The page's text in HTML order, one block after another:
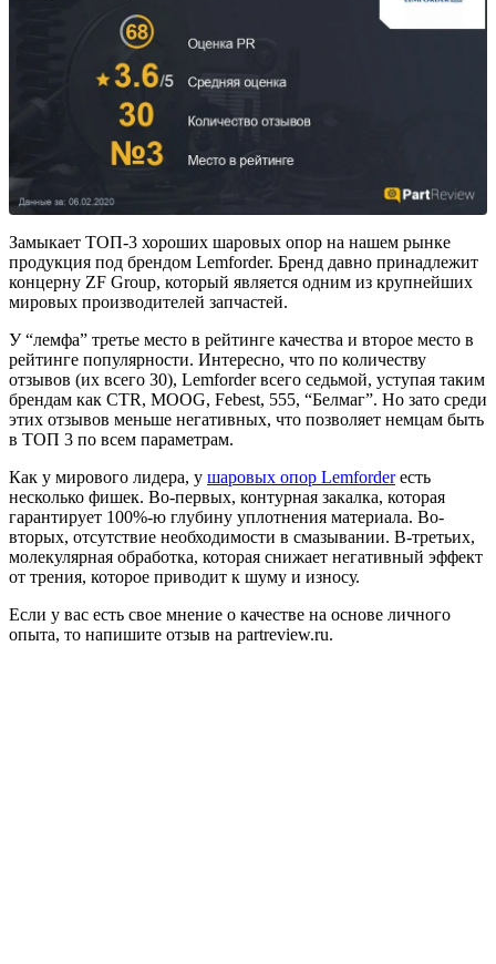
Замыкает ТОП-3 хороших шаровых опор на нашем рынке
продукция под брендом Lemforder. Бренд давно принадлежит
концерну ZF Group, который является одним из крупнейших
мировых производителей запчастей.
У “лемфа” третье место в рейтинге качества и второе место в
рейтинге популярности. Интересно, что по количеству
отзывов (их всего 30), Lemforder всего седьмой, уступая таким
брендам как CTR, MOOG, Febest, 555, “Белмаг”. Но зато среди
этих отзывов меньше негативных, что позволяет немцам быть
в ТОП 3 по всем параметрам.
Как у мирового лидера, у шаровых опор Lemforderесть
несколько фишек. Во-первых, контурная закалка, которая
гарантирует 100%-ю глубину уплотнения материала. Во-
вторых, отсутствие необходимости в смазывании. В-третьих,
молекулярная обработка, которая снижает негативный эффект
от трения, которое приводит к шуму и износу.
Если у вас есть свое мнение о качестве на основе личного
опыта, то напишите отзыв на partreview.ru.